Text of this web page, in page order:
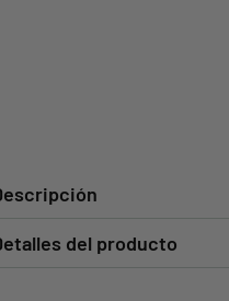
del producto